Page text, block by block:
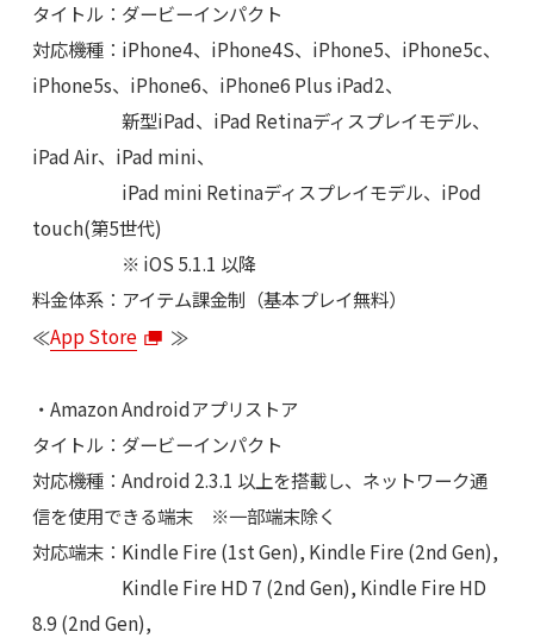
タイトル：ダービーインパクト
対応機種：iPhone4、iPhone4S、iPhone5、iPhone5c、
iPhone5s、iPhone6、iPhone6 Plus iPad2、
新型iPad、iPad Retinaディスプレイモデル、
iPad Air、iPad mini、
iPad mini Retinaディスプレイモデル、iPod
touch(第5世代)
※ iOS 5.1.1 以降
料金体系：アイテム課金制（基本プレイ無料）
≪App Store ≫
・Amazon Androidアプリストア
タイトル：ダービーインパクト
対応機種：Android 2.3.1 以上を搭載し、ネットワーク通
信を使用できる端末 ※一部端末除く
対応端末：Kindle Fire (1st Gen), Kindle Fire (2nd Gen),
Kindle Fire HD 7 (2nd Gen), Kindle Fire HD
8.9 (2nd Gen),